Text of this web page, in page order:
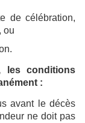
de célébration,
ou
les conditions
:
avant le décès
ne doit pas